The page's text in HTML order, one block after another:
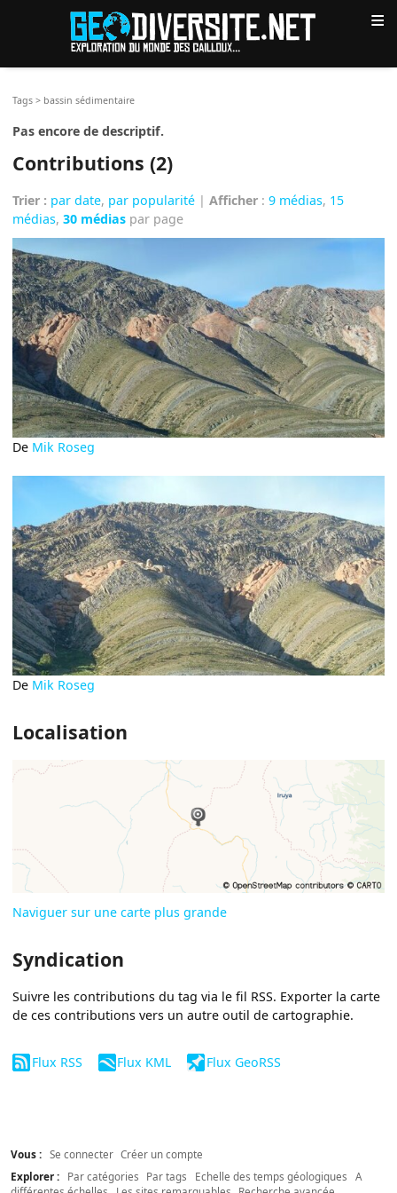
≡
Tags > bassin sédimentaire
Pas encore de descriptif.
Contributions (2)
Trier : par date, par popularité |Afficher :9 médias, 15
médias,30 médias par page
De Mik Roseg
De Mik Roseg
Localisation
Naviguer sur une carte plus grande
Syndication
Suivre les contributions du tag via le fil RSS. Exporter la carte
de ces contributions vers un autre outil de cartographie.
Flux RSS Flux KML Flux GeoRSS
Vous : Se connecter Créer un compte
Explorer :
Par catégories Par tags Echelle des temps géologiques
A